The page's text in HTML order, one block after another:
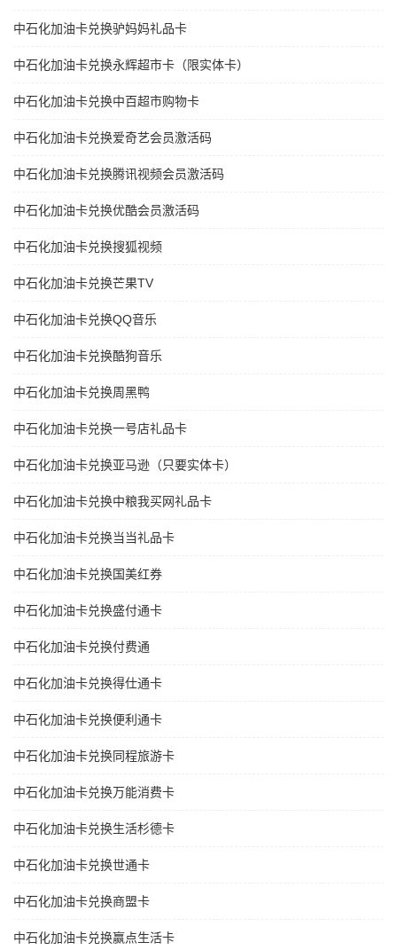
中石化加油卡兑换驴妈妈礼品卡
中石化加油卡兑换永辉超市卡（限实体卡）
中石化加油卡兑换中百超市购物卡
中石化加油卡兑换爱奇艺会员激活码
中石化加油卡兑换腾讯视频会员激活码
中石化加油卡兑换优酷会员激活码
中石化加油卡兑换搜狐视频
中石化加油卡兑换芒果TV
中石化加油卡兑换QQ音乐
中石化加油卡兑换酷狗音乐
中石化加油卡兑换周黑鸭
中石化加油卡兑换一号店礼品卡
中石化加油卡兑换亚马逊（只要实体卡）
中石化加油卡兑换中粮我买网礼品卡
中石化加油卡兑换当当礼品卡
中石化加油卡兑换国美红券
中石化加油卡兑换盛付通卡
中石化加油卡兑换付费通
中石化加油卡兑换得仕通卡
中石化加油卡兑换便利通卡
中石化加油卡兑换同程旅游卡
中石化加油卡兑换万能消费卡
中石化加油卡兑换生活杉德卡
中石化加油卡兑换世通卡
中石化加油卡兑换商盟卡
中石化加油卡兑换赢点生活卡